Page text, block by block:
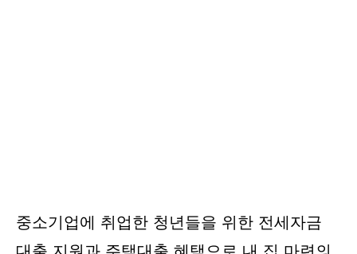
중소기업에 취업한 청년들을 위한 전세자금